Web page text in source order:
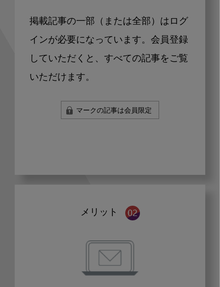
掲載記事の一部（または全部）はログ
インが必要になっています。会員登録
していただくと、すべての記事をご覧
いただけます。
マークの記事は会員限定
メリット